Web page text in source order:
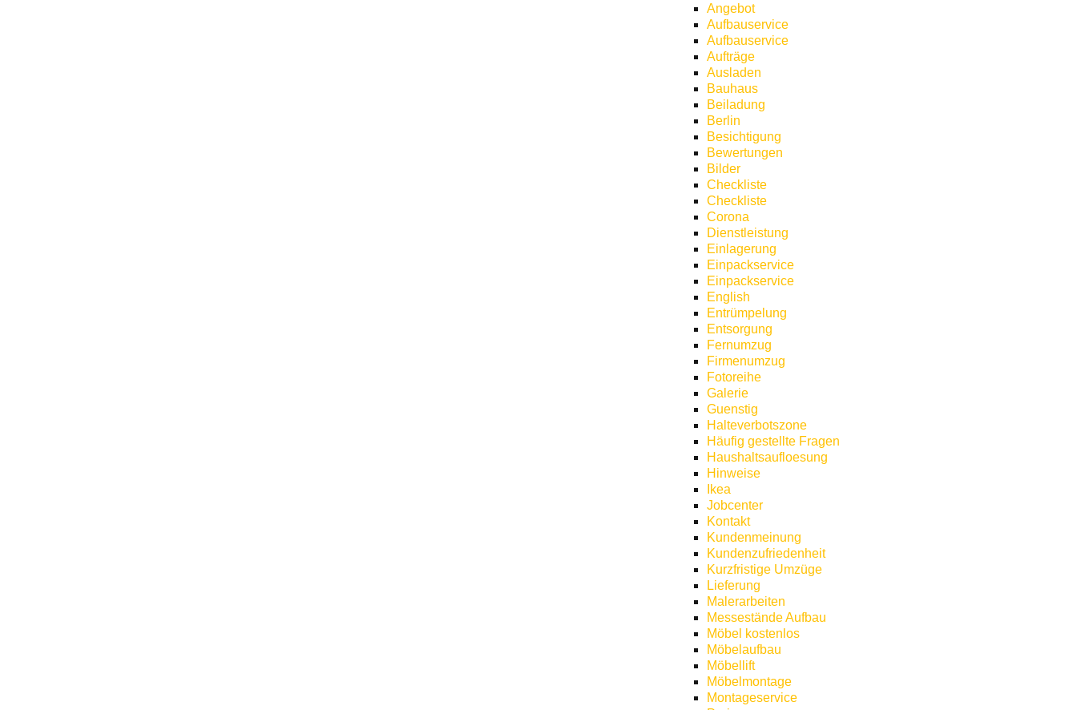
Angebot
Aufbauservice
Aufbauservice
Aufträge
Ausladen
Bauhaus
Beiladung
Berlin
Besichtigung
Bewertungen
Bilder
Checkliste
Checkliste
Corona
Dienstleistung
Einlagerung
Einpackservice
Einpackservice
English
Entrümpelung
Entsorgung
Fernumzug
Firmenumzug
Fotoreihe
Galerie
Guenstig
Halteverbotszone
Häufig gestellte Fragen
Haushaltsaufloesung
Hinweise
Ikea
Jobcenter
Kontakt
Kundenmeinung
Kundenzufriedenheit
Kurzfristige Umzüge
Lieferung
Malerarbeiten
Messestände Aufbau
Möbel kostenlos
Möbelaufbau
Möbellift
Möbelmontage
Montageservice